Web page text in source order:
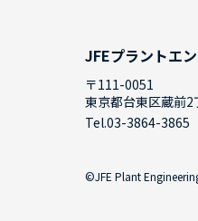
JFEプラントエ
〒111-0051
東京都台東区蔵前
Tel.03-3864-3865
©JFE Plant